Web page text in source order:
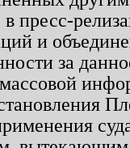
пресс-
и
за